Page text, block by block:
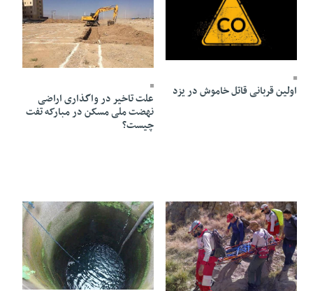
اولین قربانی قاتل خاموش در یزد
28 Mehr 1404 - 09:28
علت تاخیر در واگذاری اراضی
نهضت ملی مسکن در مبارکه تفت
چیست؟
05 Mehr 1404 - 12:27
22 Shahrivar 1404 - 12:41